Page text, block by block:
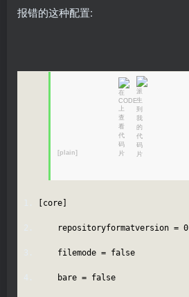
报错的这种配置:
[plain]
[core]
repositoryformatversion =
filemode = false
bare = false